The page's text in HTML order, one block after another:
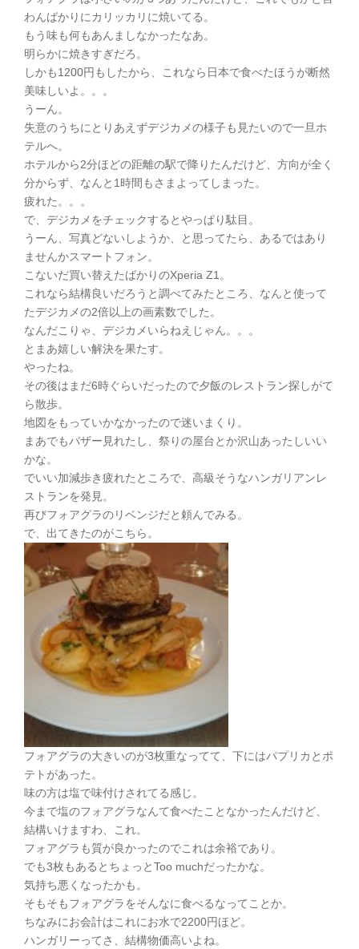
わんばかりにカリッカリに焼いてる。
もう味も何もあんましなかったなあ。
明らかに焼きすぎだろ。
しかも1200円もしたから、これなら日本で食べたほうが断然
美味しいよ。。。
うーん。
失意のうちにとりあえずデジカメの様子も見たいので一旦ホ
テルへ。
ホテルから2分ほどの距離の駅で降りたんだけど、方向が全く
分からず、なんと1時間もさまよってしまった。
疲れた。。。
で、デジカメをチェックするとやっぱり駄目。
うーん、写真どないしようか、と思ってたら、あるではあり
ませんかスマートフォン。
こないだ買い替えたばかりのXperia Z1。
これなら結構良いだろうと調べてみたところ、なんと使って
たデジカメの2倍以上の画素数でした。
なんだこりゃ、デジカメいらねえじゃん。。。
とまあ嬉しい解決を果たす。
やったね。
その後はまだ6時ぐらいだったので夕飯のレストラン探しがて
ら散歩。
地図をもっていかなかったので迷いまくり。
まあでもバザー見れたし、祭りの屋台とか沢山あったしいい
かな。
でいい加減歩き疲れたところで、高級そうなハンガリアンレ
ストランを発見。
再びフォアグラのリベンジだと頼んでみる。
で、出てきたのがこちら。
フォアグラの大きいのが3枚重なってて、下にはパプリカとポ
テトがあった。
味の方は塩で味付けされてる感じ。
今まで塩のフォアグラなんて食べたことなかったんだけど、
結構いけますわ、これ。
フォアグラも質が良かったのでこれは余裕であり。
でも3枚もあるとちょっとToo muchだったかな。
気持ち悪くなったかも。
そもそもフォアグラをそんなに食べるなってことか。
ちなみにお会計はこれにお水で2200円ほど。
ハンガリーってさ、結構物価高いよね。